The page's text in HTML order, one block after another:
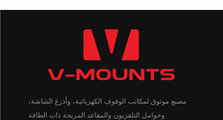
مصنع موثوق لمكاتب الوقوف الكهربائية، وأذرع الشاشة،
وحوامل التلفزيون والمقاعد المريحة ذات الطاقة